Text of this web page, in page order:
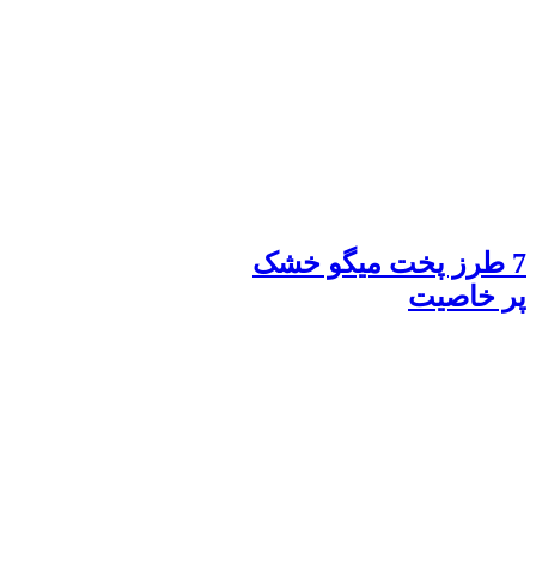
7 طرز پخت میگو خشک
پر خاصیت